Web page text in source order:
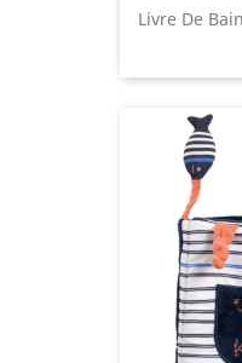
Livre De